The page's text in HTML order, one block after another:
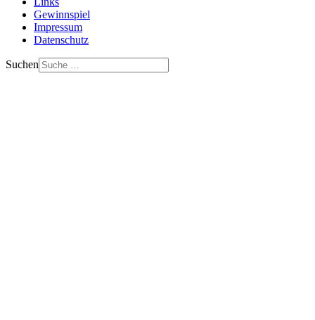
Gewinnspiel
Impressum
Datenschutz
Suchen